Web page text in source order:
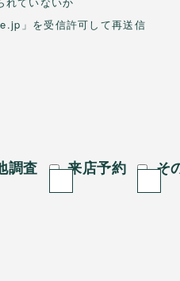
」を受信許可して再送信
調査 来店予約 そ